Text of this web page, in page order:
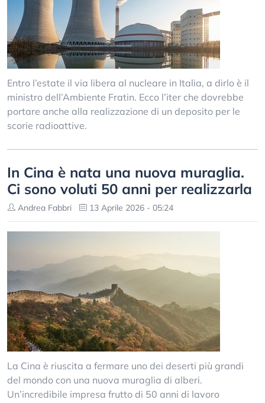
Entro l’estate il via libera al nucleare in Italia, a dirlo è il
ministro dell’Ambiente Fratin. Ecco l’iter che dovrebbe
portare anche alla realizzazione di un deposito per le
scorie radioattive.
In Cina è nata una nuova muraglia.
Ci sono voluti 50 anni per realizzarla
Andrea Fabbri 13 Aprile 2026 - 05:24
La Cina è riuscita a fermare uno dei deserti più grandi
del mondo con una nuova muraglia di alberi.
Un’incredibile impresa frutto di 50 anni di lavoro